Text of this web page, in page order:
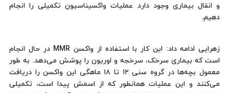
و انقال بیماری وجود دارد عملیات واکسیناسیون تکمیلی را انجام
دهیم.
زهرایی ادامه داد: این‌ کار با استفاده از واکسن MMR در حال انجام
است که بیماری سرخک، سرخجه و اوریون را پوشش می‌دهد. به طور
معمول بچه‌ها در گروه سنی ۱۲ تا ۱۸ ماهگی این واکسن را دریافت
می‌کنند و این عملیات همانطور که از اسمش پیدا است، تکمیلی